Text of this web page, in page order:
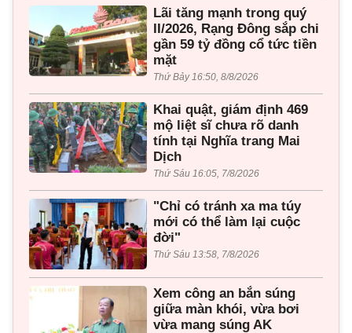
Lãi tăng mạnh trong quý
II/2026, Rạng Đông sắp chi
gần 59 tỷ đồng cổ tức tiền
mặt
Thứ Bảy 16:50, 8/8/2026
Khai quật, giám định 469
mộ liệt sĩ chưa rõ danh
tính tại Nghĩa trang Mai
Dịch
Thứ Sáu 16:05, 7/8/2026
"Chỉ có tránh xa ma túy
mới có thể làm lại cuộc
đời"
Thứ Sáu 13:58, 7/8/2026
Xem công an bắn súng
giữa màn khói, vừa bơi
vừa mang súng AK